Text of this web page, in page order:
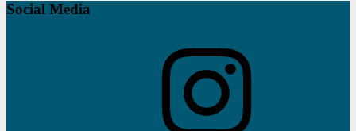
Social Media